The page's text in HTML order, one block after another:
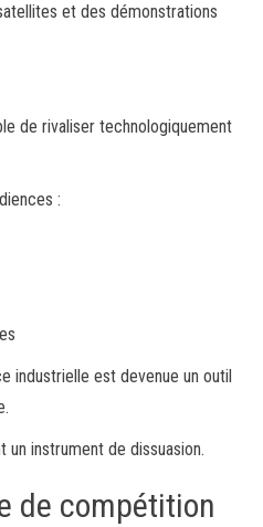
et des démonstrations
de rivaliser technologiquement
:
industrielle est devenue un outil
un instrument de dissuasion.
de compétition